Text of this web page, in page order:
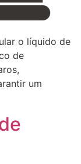
o líquido de
de
um